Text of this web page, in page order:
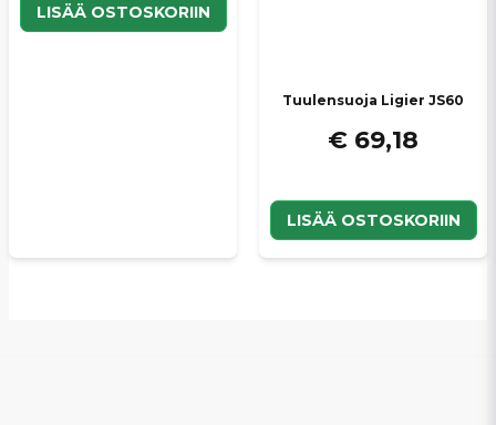
LISÄÄ OSTOSKORIIN
Tuulensuoja Ligier JS60
€ 69,18
LISÄÄ OSTOSKORIIN